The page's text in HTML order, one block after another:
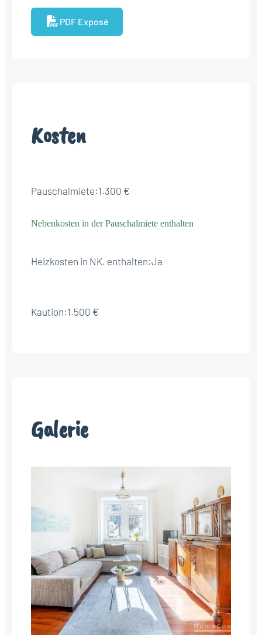
PDF Exposé
Kosten
Pauschalmiete:1.300 €
Nebenkosten in der Pauschalmiete enthalten
Heizkosten in NK. enthalten:Ja
Kaution:1.500 €
Galerie